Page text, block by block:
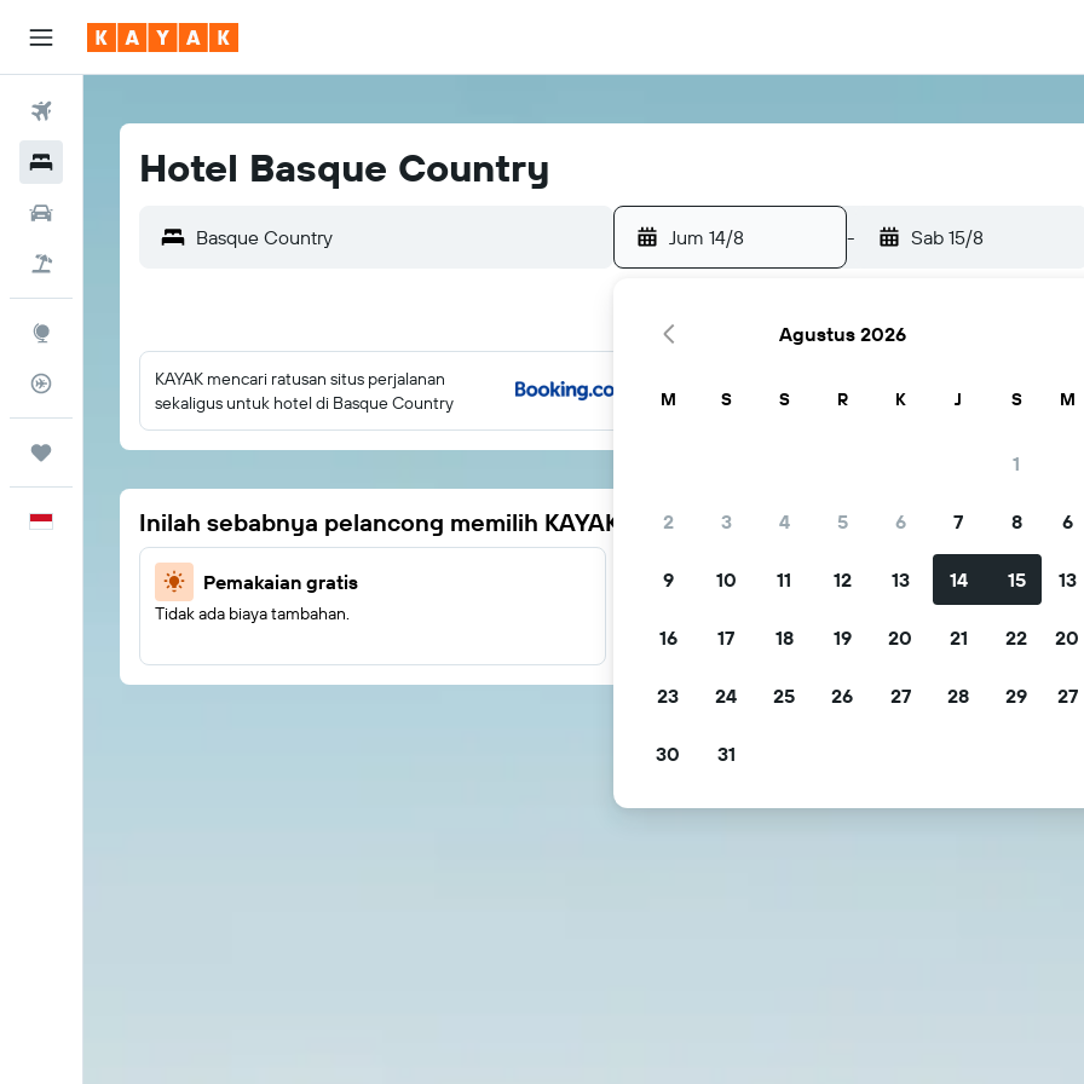
Pantau Pesawat
Bahasa Indonesia
Hotel Basque Country
Jum 14/8 - Sab 15/8
KAYAK mencari ratusan situs perjalanan
sekaligus untuk hotel di Basque Country
Inilah sebabnya pelancong memilih KAYAK
Pemakaian gratis
Tidak ada biaya tambahan.
Filter promo Anda
lainnya.
Agustus 2026
M S S R K J S
1
2 3 4 5 6 7 8
9 10 11 12 13 14 15
16 17 18 19 20 21 22
23 24 25 26 27 28 29
30 31
M
6
13
20
27